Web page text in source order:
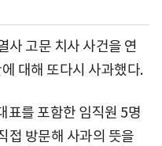
사 고문 치사 사건을 연
대해 또다시 사과했다.
표를 포함한 임직원 5명
접 방문해 사과의 뜻을